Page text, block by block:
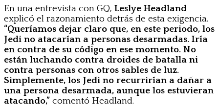
En una entrevista con GQ, Leslye Headland
explicó el razonamiento detrás de esta exigencia.
“Queríamos dejar claro que, en este periodo, los
Jedi no atacarían a personas desarmadas. Iría
en contra de su código en ese momento. No
están luchando contra droides de batalla ni
contra personas con otros sables de luz.
Simplemente, los Jedi no recurrirían a dañar a
una persona desarmada, aunque los estuvieran
atacando,” comentó Headland.